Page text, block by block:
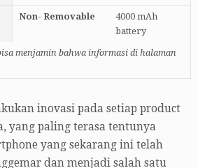
Non- Removable
4000 mAh
battery
menjamin bahwa informasi di halaman
inovasi pada setiap product
yang paling terasa tentunya
yang sekarang ini telah
dan menjadi salah satu